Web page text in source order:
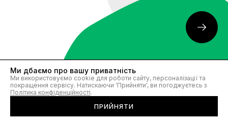
КАТАЛОГ
Ми дбаємо про вашу приватність
Ми використовуємо cookie для роботи сайту, персоналізації та
покращення сервісу. Натискаючи 'Прийняти', ви погоджуєтесь з
Політика конфіденційності.
ПРИЙНЯТИ